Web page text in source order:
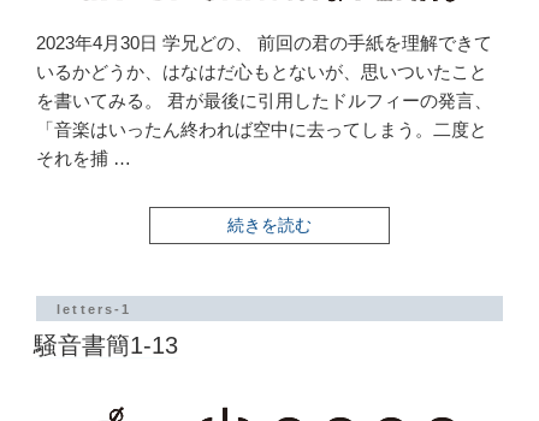
2023年4月30日 学兄どの、 前回の君の手紙を理解できて
いるかどうか、はなはだ心もとないが、思いついたこと
を書いてみる。 君が最後に引用したドルフィーの発言、
「音楽はいったん終われば空中に去ってしまう。二度と
それを捕 …
“騒
音
の
続きを読む
letters-1
騒音書簡1-13